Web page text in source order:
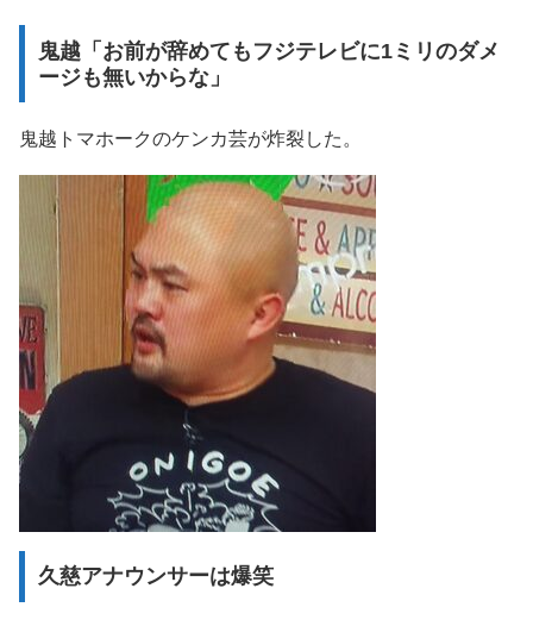
鬼越「お前が辞めてもフジテレビに1ミリのダメ
ージも無いからな」
鬼越トマホークのケンカ芸が炸裂した。
久慈アナウンサーは爆笑